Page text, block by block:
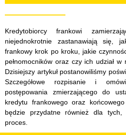
Kredytobiorcy frankowi
niejednokrotnie zastanawiają się,
frankowy krok po kroku, jakie
pełnomocników oraz czy ich udział
Dzisiejszy artykuł postanowiliśmy
Szczegółowe rozpisanie i
postępowania zmierzającego do
kredytu frankowego oraz
będzie przydatne również dla
proces.